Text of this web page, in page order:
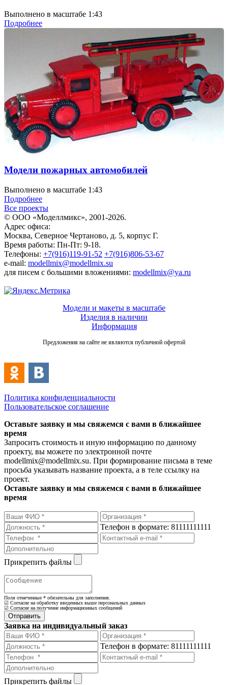
Выполнено в масштабе 1:43
Подробнее
Модели пожарных автомобилей
Выполнено в масштабе 1:43
Подробнее
Все проекты
© ООО «Моделлмикс», 2001-2026.
Адрес офиса:
Москва, Северное Чертаново, д. 5, корпус Г.
Время работы: Пн-Пт: 9-18.
Телефоны: +7(916)119-91-52 +7(916)806-53-67
e-mail: modellmix@modellmix.su
для писем с большими вложениями: modellmix@ya.ru
Модели и макеты в масштабе
Изделия в наличии
Информация
Предложения на сайте не являются публичной офертой
Политика конфиденциальности
Пользовательское соглашение
Оставьте заявку и мы свяжемся с вами в ближайшее
время
Запросить стоимость и иную информацию по данному
проекту, вы можете по электронной почте
modellmix@modellmix.su. При формирование письма в теме
просьба указывать название проекта, а в теле ссылку на
проект.
Оставьте заявку и мы свяжемся с вами в ближайшее
время
Телефон в формате: 81111111111
Прикрепить файлы
Поля отмеченные * обязательны для заполнения.
☑ Согласие на обработку введенных выше персональных данных
☑ Согласие на получение информационных сообщений
Заявка на индивидуальный заказ
Телефон в формате: 81111111111
Прикрепить файлы